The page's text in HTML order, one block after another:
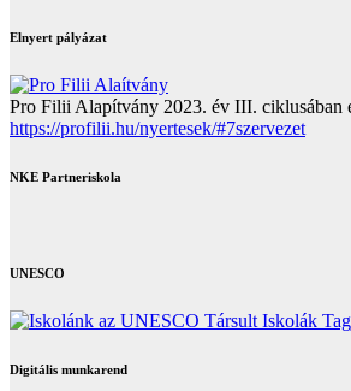
Elnyert pályázat
Pro Filii Alapítvány 2023. év III. ciklusában
https://profilii.hu/nyertesek/#7szervezet
NKE Partneriskola
UNESCO
Digitális munkarend